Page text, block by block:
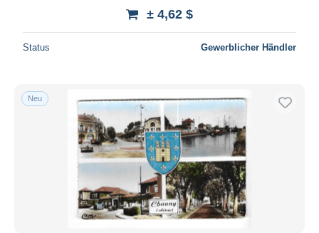
± 4,62 $
Status Gewerblicher Händler
Neu